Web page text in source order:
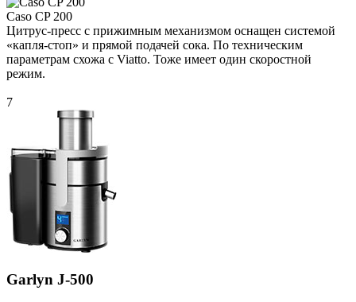
Caso CP 200
Цитрус-пресс с прижимным механизмом оснащен системой
«капля-стоп» и прямой подачей сока. По техническим
параметрам схожа с Viatto. Тоже имеет один скоростной
режим.
7
Garlyn J-500